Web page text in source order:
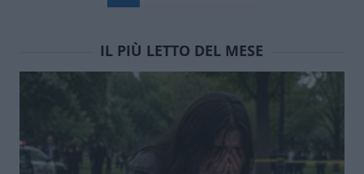
IL PIÙ LETTO DEL MESE